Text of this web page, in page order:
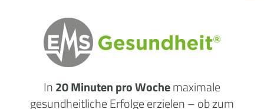
In20 Minuten pro Wochemaximale
gesundheitliche Erfolge erzielen – ob zum